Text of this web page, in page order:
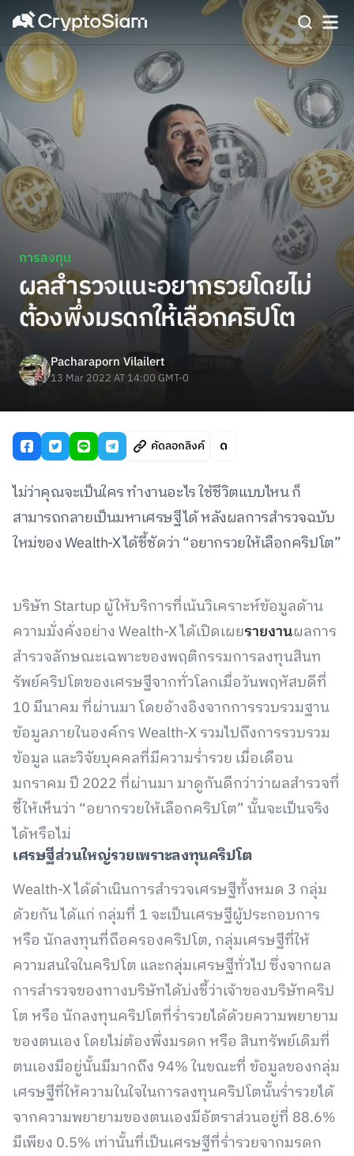
การลงทุน
ผลสำรวจแนะอยากรวยโดยไม่
ต้องพึ่งมรดกให้เลือกคริปโต
Pacharaporn Vilailert
13 Mar 2022 AT 14:00 GMT-0
คัดลอกลิงค์
ไม่ว่าคุณจะเป็นใคร ทำงานอะไร ใช้ชีวิตแบบไหน ก็
สามารถกลายเป็นมหาเศรษฐีได้ หลังผลการสำรวจฉบับ
ใหม่ของ Wealth-X ได้ชี้ชัดว่า “อยากรวยให้เลือกคริปโต”
บริษัท Startup ผู้ให้บริการที่เน้นวิเคราะห์ข้อมูลด้าน
ความมั่งคั่งอย่าง Wealth-X ได้เปิดเผยรายงานผลการ
สำรวจลักษณะเฉพาะของพฤติกรรมการลงทุนสินท
รัพย์คริปโตของเศรษฐีจากทั่วโลกเมื่อวันพฤหัสบดีที่
10 มีนาคม ที่ผ่านมา โดยอ้างอิงจากการรวบรวมฐาน
ข้อมูลภายในองค์กร Wealth-X รวมไปถึงการรวบรวม
ข้อมูล และวิจัยบุคคลที่มีความร่ำรวย เมื่อเดือน
มกราคม ปี 2022 ที่ผ่านมา มาดูกันดีกว่าว่าผลสำรวจที่
ชี้ให้เห็นว่า “อยากรวยให้เลือกคริปโต” นั้นจะเป็นจริง
ได้หรือไม่
เศรษฐีส่วนใหญ่รวยเพราะลงทุนคริปโต
Wealth-X ได้ดำเนินการสำรวจเศรษฐีทั้งหมด 3 กลุ่ม
ด้วยกัน ได้แก่ กลุ่มที่ 1 จะเป็นเศรษฐีผู้ประกอบการ
หรือ นักลงทุนที่ถือครองคริปโต, กลุ่มเศรษฐีที่ให้
ความสนใจในคริปโต และกลุ่มเศรษฐีทั่วไป ซึ่งจากผล
การสำรวจของทางบริษัทได้บ่งชี้ว่าเจ้าของบริษัทคริป
โต หรือ นักลงทุนคริปโตที่ร่ำรวยได้ด้วยความพยายาม
ของตนเอง โดยไม่ต้องพึ่งมรดก หรือ สินทรัพย์เดิมที่
ตนเองมีอยู่นั้นมีมากถึง 94% ในขณะที่ ข้อมูลของกลุ่ม
เศรษฐีที่ให้ความในใจในการลงทุนคริปโตนั้นร่ำรวยได้
จากความพยายามของตนเองมีอัตราส่วนอยู่ที่ 88.6%
มีเพียง 0.5% เท่านั้นที่เป็นเศรษฐีที่ร่ำรวยจากมรดก